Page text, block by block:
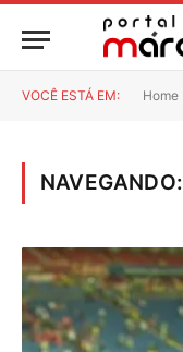
VOCÊ ESTÁ EM: Home
NAVEGANDO: